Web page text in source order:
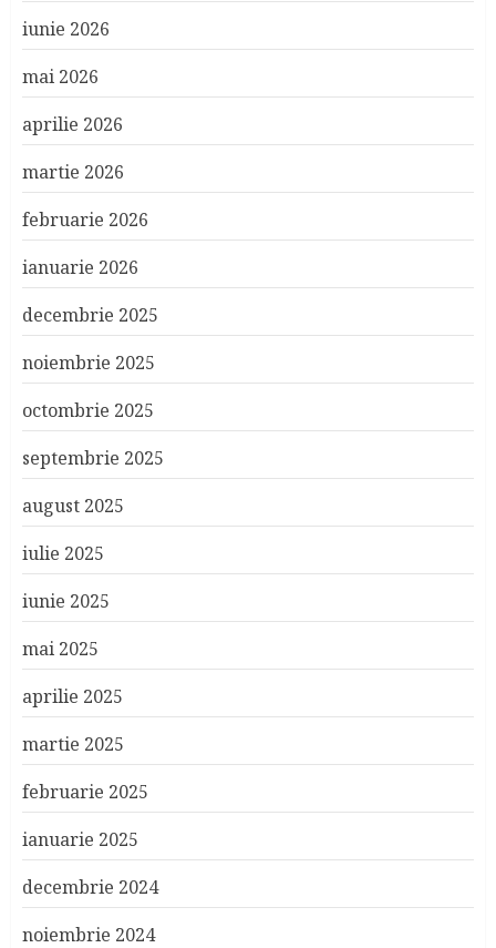
iunie 2026
mai 2026
aprilie 2026
martie 2026
februarie 2026
ianuarie 2026
decembrie 2025
noiembrie 2025
octombrie 2025
septembrie 2025
august 2025
iulie 2025
iunie 2025
mai 2025
aprilie 2025
martie 2025
februarie 2025
ianuarie 2025
decembrie 2024
noiembrie 2024